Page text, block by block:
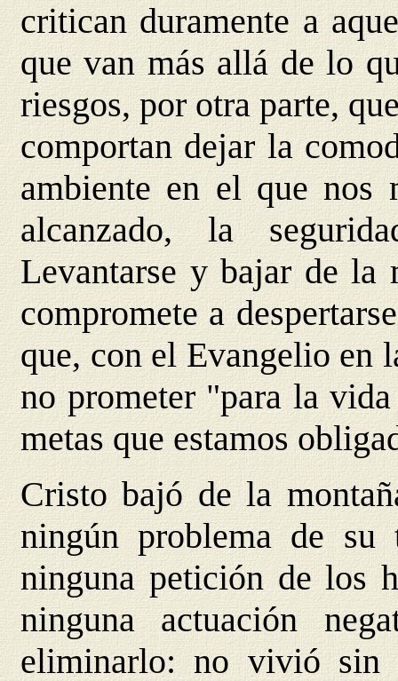
critican duramente a
que van más allá de lo
riesgos, por otra parte,
comportan dejar la
ambiente en el que nos
alcanzado, la
Levantarse y bajar de la
compromete a
que, con el Evangelio en
no prometer "para la
metas que estamos
Cristo bajó de la
ningún problema de
ninguna petición de los
ninguna actuación
eliminarlo: no vivió sin